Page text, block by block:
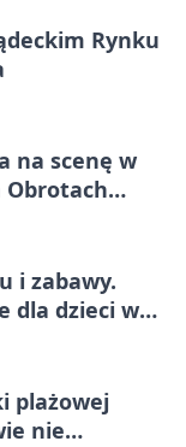
Rynku
na scenę w
Obrotach
i zabawy.
dla dzieci w
plażowej
nie